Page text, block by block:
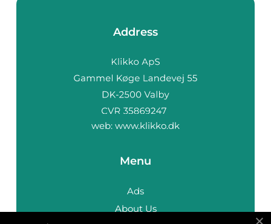
Address
web: www.klikko.dk
Menu
Ads
About Us